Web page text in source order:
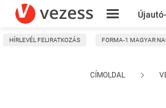
Kresz
HÍRLEVÉL FELIRATKOZÁS FORMA-1 MAGYAR
CÍMOLDAL